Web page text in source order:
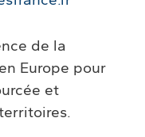
de la
Europe pour
et